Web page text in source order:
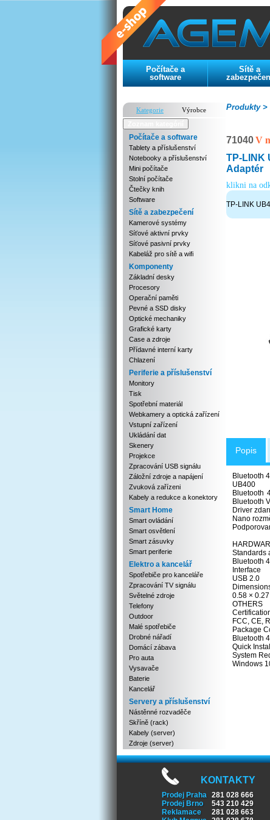
Počítače a
software
Sítě a
Kategorie
Výrobce
Počítače a software
Tablety a příslušenství
Notebooky a příslušenství
Mini počítače
Stolní počítače
Čtečky knih
Software
Sítě a zabezpečení
Kamerové systémy
Síťové aktivní prvky
Síťové pasivní prvky
Kabeláž pro sítě a wifi
Komponenty
Základní desky
Procesory
Operační paměti
Pevné a SSD disky
Optické mechaniky
Grafické karty
Case a zdroje
Přídavné interní karty
Chlazení
Periferie a příslušenství
Monitory
Tisk
Spotřební materiál
Webkamery a optická zařízení
Vstupní zařízení
Ukládání dat
Skenery
Projekce
Zpracování USB signálu
Záložní zdroje a napájení
Zvuková zařízeni
Kabely a redukce a konektory
Smart Home
Smart ovládání
Smart osvětlení
Smart zásuvky
Smart periferie
Elektro a kancelář
Spotřebiče pro kanceláře
Zpracování TV signálu
Světelné zdroje
Telefony
Outdoor
Malé spotřebiče
Drobné nářadí
Domácí zábava
Pro auta
Vysavače
Baterie
Kancelář
Servery a příslušenství
Nástěnné rozvaděče
Skříně (rack)
Kabely (server)
Zdroje (server)
Produkty >
71040V
TP-LINK
Adaptér
klikni na
TP-LINK
Popis
Bluetooth
UB400
Bluetooth
Bluetooth
Driver
Nano
Standards
Bluetooth
Interface
USB 2.0
0.58 ×
OTHERS
FCC, CE,
Package
Bluetooth
Quick
System
Windows
KONTAKTY
Prodej Praha 281 028 666
Prodej Brno
543 210 429
Reklamace
281 028 663